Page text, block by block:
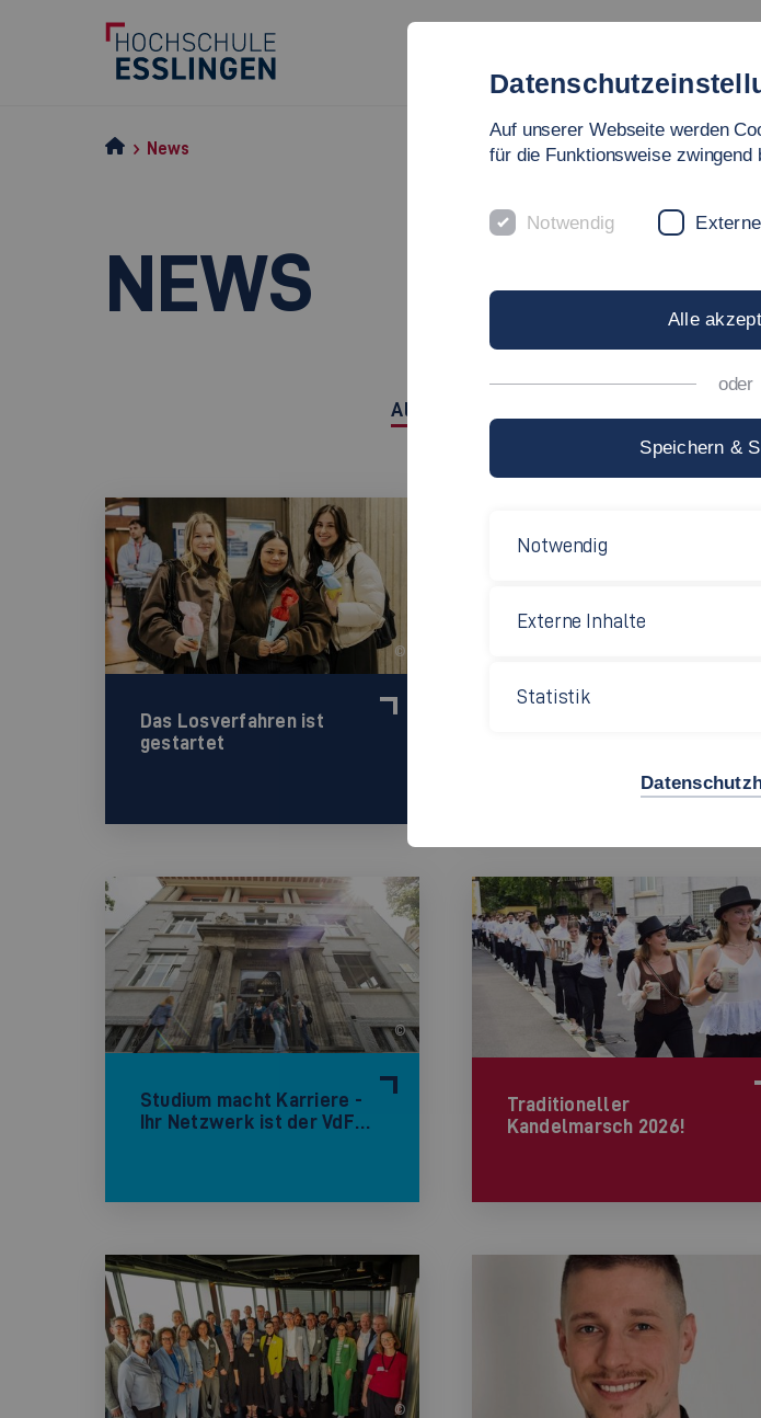
News
NEWS
Alle anzeigen
©
Das Losverfahren ist
gestartet
©
Studium macht Karriere -
Ihr Netzwerk ist der VdF…
Traditioneller
Kandelmarsch 2026!
©
Auf unserer Webseite werden
für die Funktionsweise zwingend
Notwendig
Alle
oder
Speichern &
Notwendig
Externe Inhalte
Statistik